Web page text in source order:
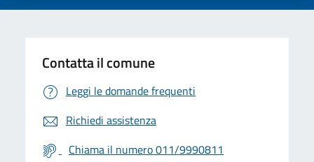
Contatta il comune
Leggi le domande frequenti
Richiedi assistenza
Chiama il numero 011/9990811